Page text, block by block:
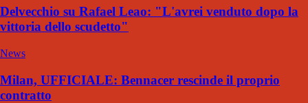
Delvecchio su Rafael Leao: "L'avrei venduto dopo la
vittoria dello scudetto"
News
Milan, UFFICIALE: Bennacer rescinde il proprio
contratto